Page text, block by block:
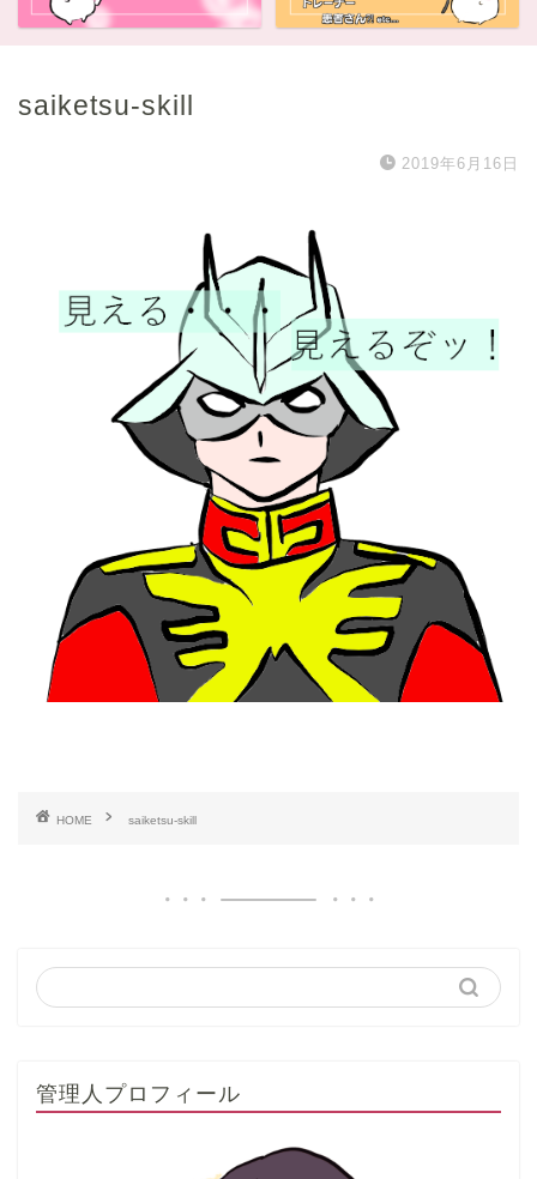
saiketsu-skill
2019年6月16日
HOME saiketsu-skill
管理人プロフィール